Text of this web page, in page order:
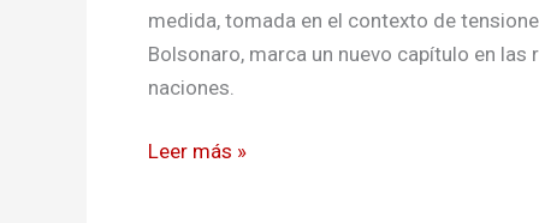
medida, tomada en el contexto de
Bolsonaro, marca un nuevo capítulo en
naciones.
se
Leer más »